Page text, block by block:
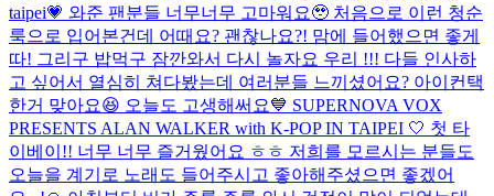
taipei💗 와준 팬분들 너무너무 고마워요🥹 처음으로 이런 청순
룩으로 입어본건데 어때요? 괜찮나요?! 맘에 들어했으면 좋게
따! 그리구 밥먹구 잠깐와서 다시 놀자요 우리 !!! 다들 인사하
고 싶어서 열심히 쳐다봤는데 여러분들 느끼셨어요? 아이컨택
한거 맞아요😆 오늘도 고생해써요💙 SUPERNOVA VOX
PRESENTS ALAN WALKER with K-POP IN TAIPEI 🤍 첫 타
이베이!! 너무 너무 즐거웠어요 ㅎㅎ 저희를 모르시는 분들도
오늘을 계기로 노래도 들어주시고 좋아해주셨으면 좋겠어